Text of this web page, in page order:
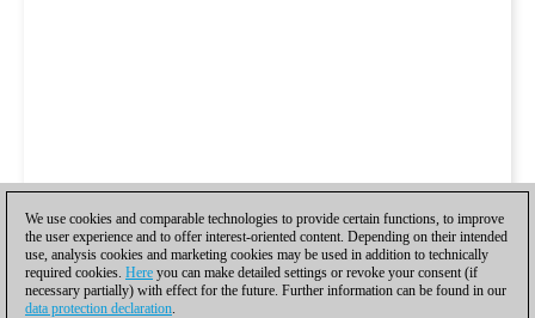
We use cookies and comparable technologies to provide certain functions, to improve
the user experience and to offer interest-oriented content. Depending on their intended
use, analysis cookies and marketing cookies may be used in addition to technically
required cookies. Here you can make detailed settings or revoke your consent (if
necessary partially) with effect for the future. Further information can be found in our
data protection declaration.